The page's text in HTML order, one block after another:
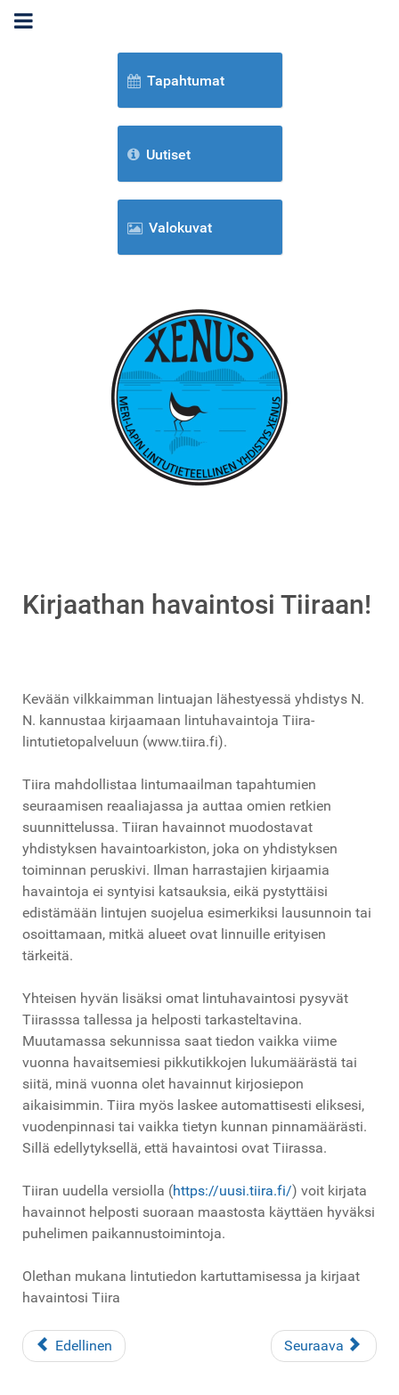
Tapahtumat
Uutiset
Valokuvat
Kirjaathan havaintosi Tiiraan!
Kevään vilkkaimman lintuajan lähestyessä yhdistys N.
N. kannustaa kirjaamaan lintuhavaintoja Tiira-
lintutietopalveluun (www.tiira.fi).
Tiira mahdollistaa lintumaailman tapahtumien
seuraamisen reaaliajassa ja auttaa omien retkien
suunnittelussa. Tiiran havainnot muodostavat
yhdistyksen havaintoarkiston, joka on yhdistyksen
toiminnan peruskivi. Ilman harrastajien kirjaamia
havaintoja ei syntyisi katsauksia, eikä pystyttäisi
edistämään lintujen suojelua esimerkiksi lausunnoin tai
osoittamaan, mitkä alueet ovat linnuille erityisen
tärkeitä.
Yhteisen hyvän lisäksi omat lintuhavaintosi pysyvät
Tiirasssa tallessa ja helposti tarkasteltavina.
Muutamassa sekunnissa saat tiedon vaikka viime
vuonna havaitsemiesi pikkutikkojen lukumäärästä tai
siitä, minä vuonna olet havainnut kirjosiepon
aikaisimmin. Tiira myös laskee automattisesti eliksesi,
vuodenpinnasi tai vaikka tietyn kunnan pinnamäärästi.
Sillä edellytyksellä, että havaintosi ovat Tiirassa.
Tiiran uudella versiolla (https://uusi.tiira.fi/) voit kirjata
havainnot helposti suoraan maastosta käyttäen hyväksi
puhelimen paikannustoimintoja.
Olethan mukana lintutiedon kartuttamisessa ja kirjaat
havaintosi Tiira
Edellinen Seuraava